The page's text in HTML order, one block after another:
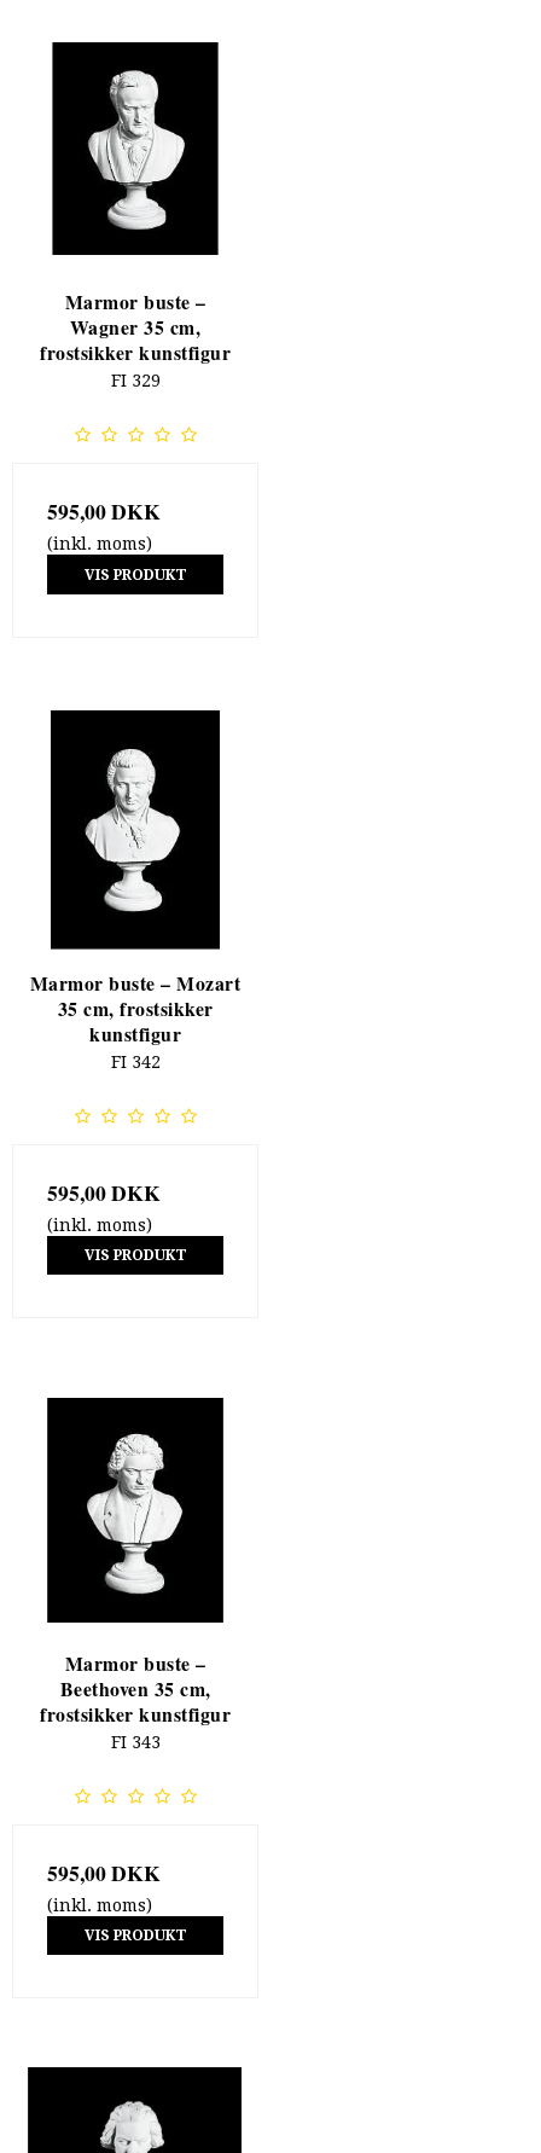
Marmor buste –
Wagner 35 cm,
frostsikker kunstfigur
FI 329
595,00 DKK
(inkl. moms)
VIS PRODUKT
Marmor buste – Mozart
35 cm, frostsikker
kunstfigur
FI 342
595,00 DKK
(inkl. moms)
VIS PRODUKT
Marmor buste –
Beethoven 35 cm,
frostsikker kunstfigur
FI 343
595,00 DKK
(inkl. moms)
VIS PRODUKT